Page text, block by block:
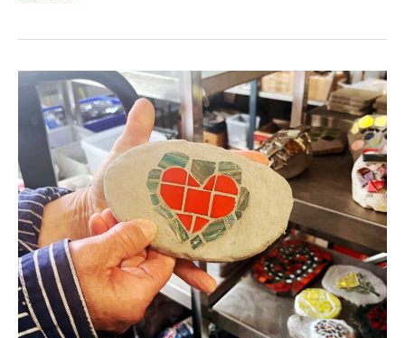
Det
finns
mycket
hjärta
i
Rågsved!